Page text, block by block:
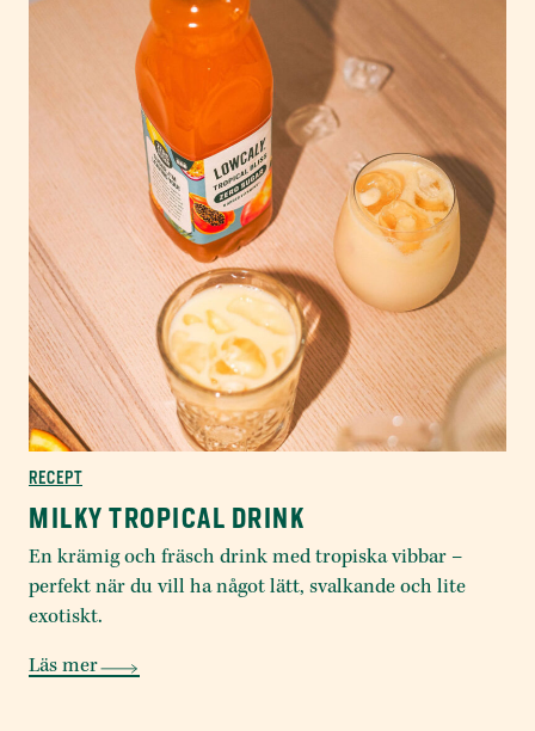
RECEPT
MILKY TROPICAL DRINK
En krämig och fräsch drink med tropiska vibbar –
perfekt när du vill ha något lätt, svalkande och lite
exotiskt.
Läs mer